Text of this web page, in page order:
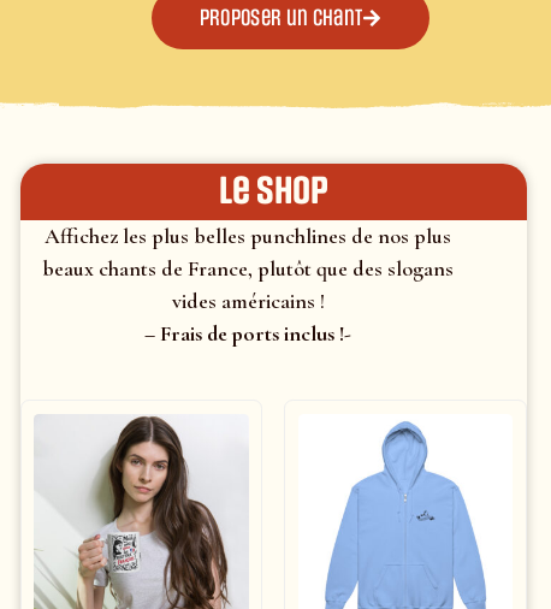
Proposer un chant
le shop
Affichez les plus belles punchlines de nos plus
beaux chants de France, plutôt que des slogans
vides américains !
– Frais de ports inclus !-